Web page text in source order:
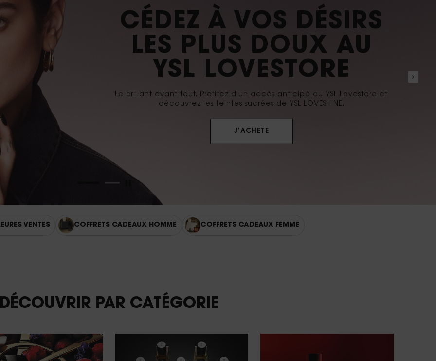
NOUVEAU LIBRE
BERRY CRUSH​
d'un accord de noix de coco crémeuse.
DÉCOUVREZ MAINTENANT​
VENTES COFFRETS CADEAUX HOMME COFFRETS CADEAUX FEMME
PAR CATÉGORIE